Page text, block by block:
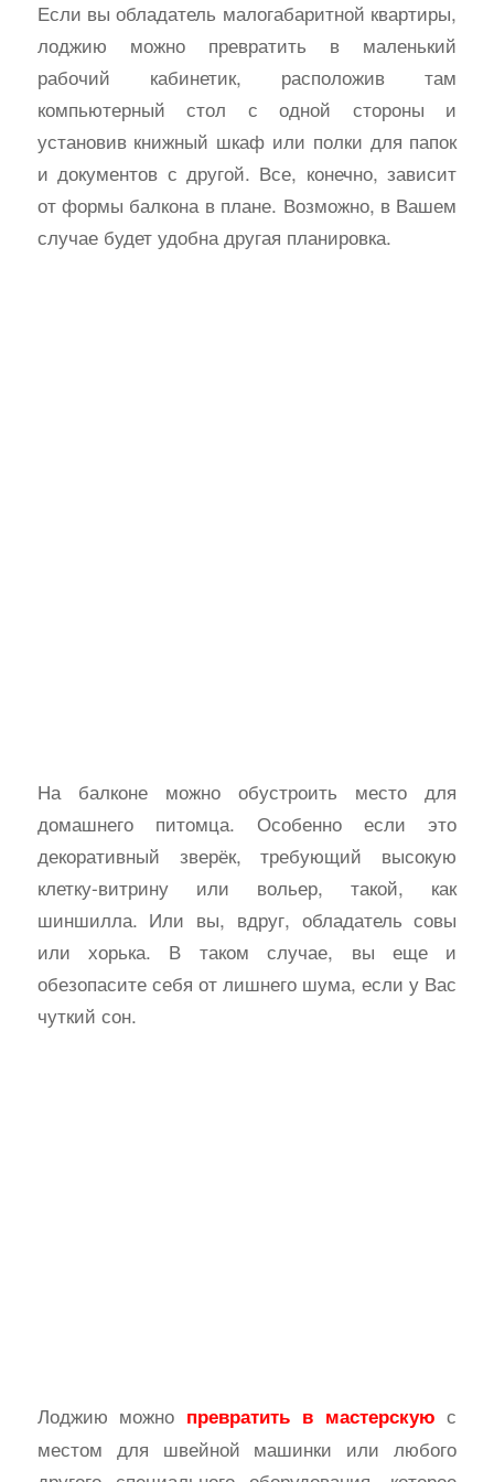
Если вы обладатель малогабаритной квартиры,
лоджию можно превратить в маленький
рабочий кабинетик, расположив там
компьютерный стол с одной стороны и
установив книжный шкаф или полки для папок
и документов с другой. Все, конечно, зависит
от формы балкона в плане. Возможно, в Вашем
случае будет удобна другая планировка.
На балконе можно обустроить место для
домашнего питомца. Особенно если это
декоративный зверёк, требующий высокую
клетку-витрину или вольер, такой, как
шиншилла. Или вы, вдруг, обладатель совы
или хорька. В таком случае, вы еще и
обезопасите себя от лишнего шума, если у Вас
чуткий сон.
Лоджию можно превратить в мастерскую с
местом для швейной машинки или любого